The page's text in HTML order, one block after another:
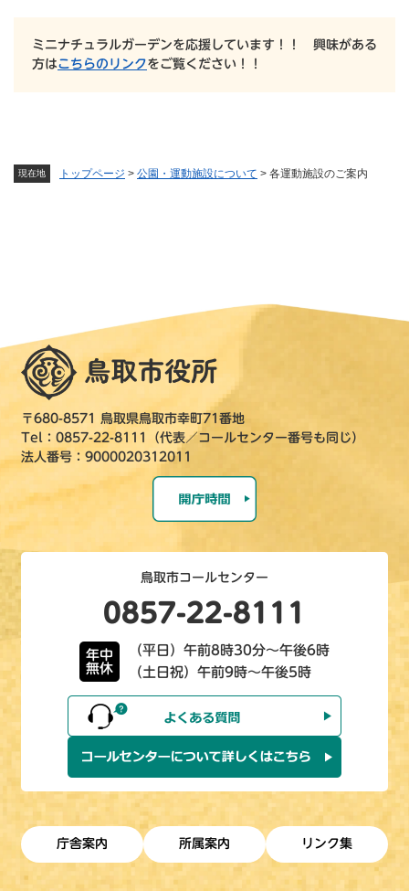
現在地 トップページ > 公園・運動施設について > 各運動施設のご案内
ミニナチュラルガーデンを応援しています！！ 興味がある
方はこちらのリンクをご覧ください！！
〒680-8571 鳥取県鳥取市幸町71番地
Tel：0857-22-8111（代表／コールセンター番号も同じ）
法人番号：9000020312011
鳥取市コールセンター
0857-22-8111
年中
無休
（平日）午前8時30分～午後6時
（土日祝）午前9時～午後5時
庁舎案内 所属案内 リンク集